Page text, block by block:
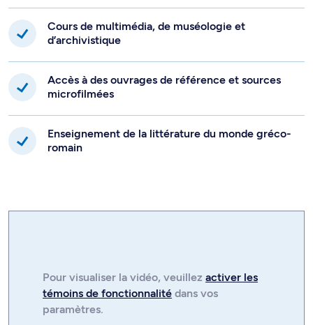
Cours de multimédia, de muséologie et
d’archivistique
Accès à des ouvrages de référence et sources
microfilmées
Enseignement de la littérature du monde gréco-
romain
Pour visualiser la vidéo, veuillez activer les
témoins de fonctionnalité dans vos
paramètres.